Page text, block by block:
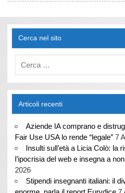
potrebbero essere le
missioni più strane,…
Cerca nel sito
Articoli recenti
Aziende IA comprano e
Fair Use USA lo rende “legale” 7
Insulti sull’età a Licia Colò: la
l’ipocrisia del web e insegna a
2026
Stipendi insegnanti italiani: il